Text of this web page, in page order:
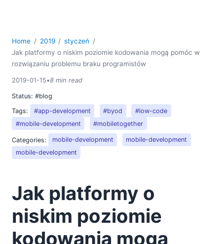
Home 2019
styczeń
Jak platformy o niskim poziomie kodowania mogą pomóc w
rozwiązaniu problemu braku programistów
2019-01-15•8 min read
Status: #blog
Tags:
#app-development #byod
#low-code
#mobile-development
#mobiletogether
Categories: mobile-development
mobile-development
mobile-development
Jak platformy o
niskim poziomie
kodowania mogą